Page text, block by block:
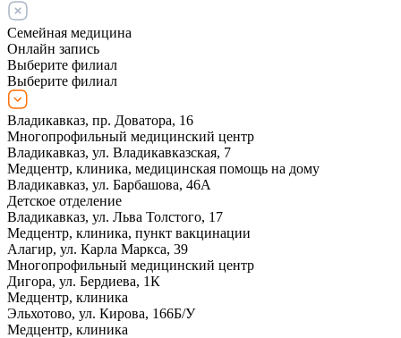
Семейная медицина
Онлайн запись
Выберите филиал
Выберите филиал
Владикавказ, пр. Доватора, 16
Многопрофильный медицинский центр
Владикавказ, ул. Владикавказская, 7
Медцентр, клиника, медицинская помощь на дому
Владикавказ, ул. Барбашова, 46А
Детское отделение
Владикавказ, ул. Льва Толстого, 17
Медцентр, клиника, пункт вакцинации
Алагир, ул. Карла Маркса, 39
Многопрофильный медицинский центр
Дигора, ул. Бердиева, 1К
Медцентр, клиника
Эльхотово, ул. Кирова, 166Б/У
Медцентр, клиника